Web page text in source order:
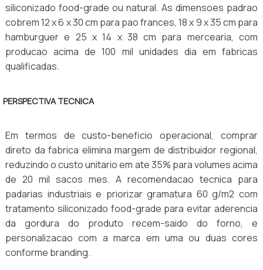
siliconizado food-grade ou natural. As dimensoes padrao
cobrem 12 x 6 x 30 cm para pao frances, 18 x 9 x 35 cm para
hamburguer e 25 x 14 x 38 cm para mercearia, com
producao acima de 100 mil unidades dia em fabricas
qualificadas.
PERSPECTIVA TECNICA
Em termos de custo-beneficio operacional, comprar
direto da fabrica elimina margem de distribuidor regional,
reduzindo o custo unitario em ate 35% para volumes acima
de 20 mil sacos mes. A recomendacao tecnica para
padarias industriais e priorizar gramatura 60 g/m2 com
tratamento siliconizado food-grade para evitar aderencia
da gordura do produto recem-saido do forno, e
personalizacao com a marca em uma ou duas cores
conforme branding.